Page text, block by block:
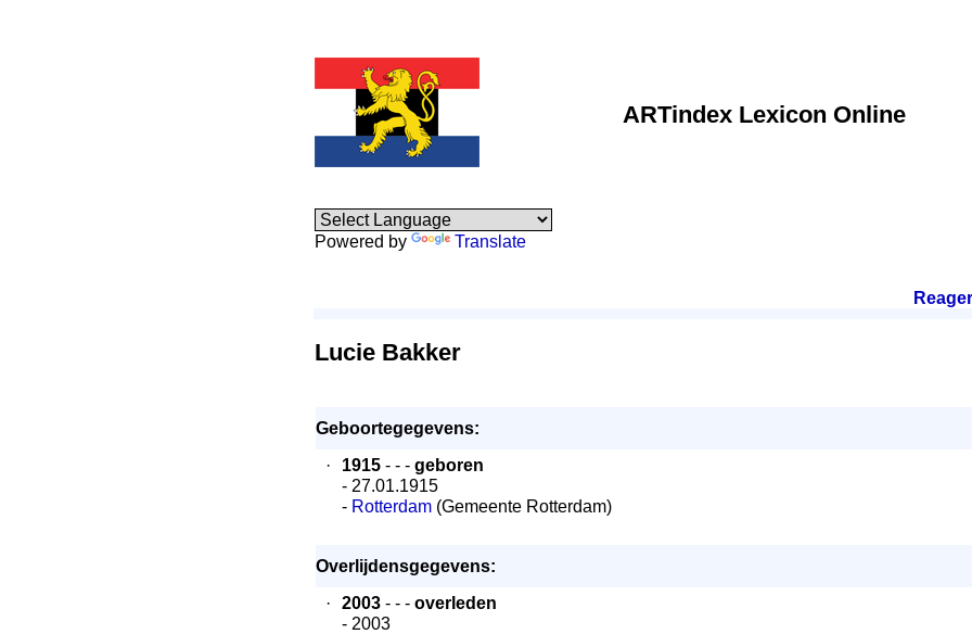
ARTindex Lexicon Online
Powered by Translate
Lucie Bakker
Geboortegegevens:
·
1915 - - - geboren
- 27.01.1915
- Rotterdam (Gemeente Rotterdam)
Overlijdensgegevens:
·
2003 - - - overleden
- 2003